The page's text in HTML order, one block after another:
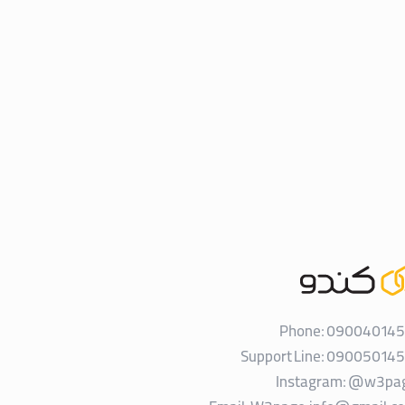
Phone:
Support Line:
Instagram: